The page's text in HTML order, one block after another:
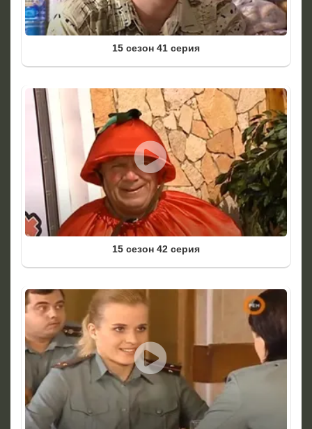
15 сезон 41 серия
15 сезон 42 серия